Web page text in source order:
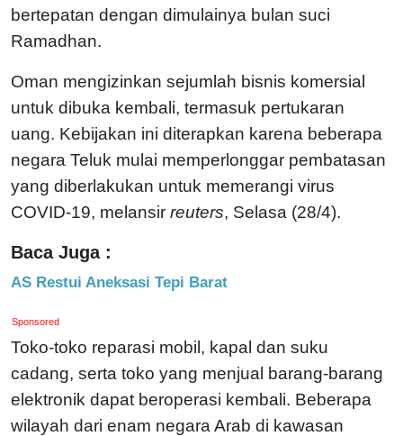
bertepatan dengan dimulainya bulan suci
Ramadhan.
Oman mengizinkan sejumlah bisnis komersial
untuk dibuka kembali, termasuk pertukaran
uang. Kebijakan ini diterapkan karena beberapa
negara Teluk mulai memperlonggar pembatasan
yang diberlakukan untuk memerangi virus
COVID-19, melansir reuters, Selasa (28/4).
Baca Juga :
AS Restui Aneksasi Tepi Barat
Sponsored
Toko-toko reparasi mobil, kapal dan suku
cadang, serta toko yang menjual barang-barang
elektronik dapat beroperasi kembali. Beberapa
wilayah dari enam negara Arab di kawasan